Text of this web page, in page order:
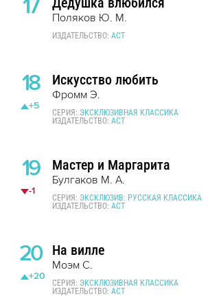
17 Поляков Ю. М.
ИЗДАТЕЛЬСТВО: АСТ
18 Искусство любить
Фромм Э.
СЕРИЯ: ЭКСКЛЮЗИВНАЯ КЛАССИКА
ИЗДАТЕЛЬСТВО: АСТ
+5
19 Мастер и Маргарита
Булгаков М. А.
СЕРИЯ: ЭКСКЛЮЗИВ: РУССКАЯ КЛАССИКА
ИЗДАТЕЛЬСТВО: АСТ
-1
20 На вилле
Моэм С.
СЕРИЯ: ЭКСКЛЮЗИВНАЯ КЛАССИКА
ИЗДАТЕЛЬСТВО: АСТ
+20